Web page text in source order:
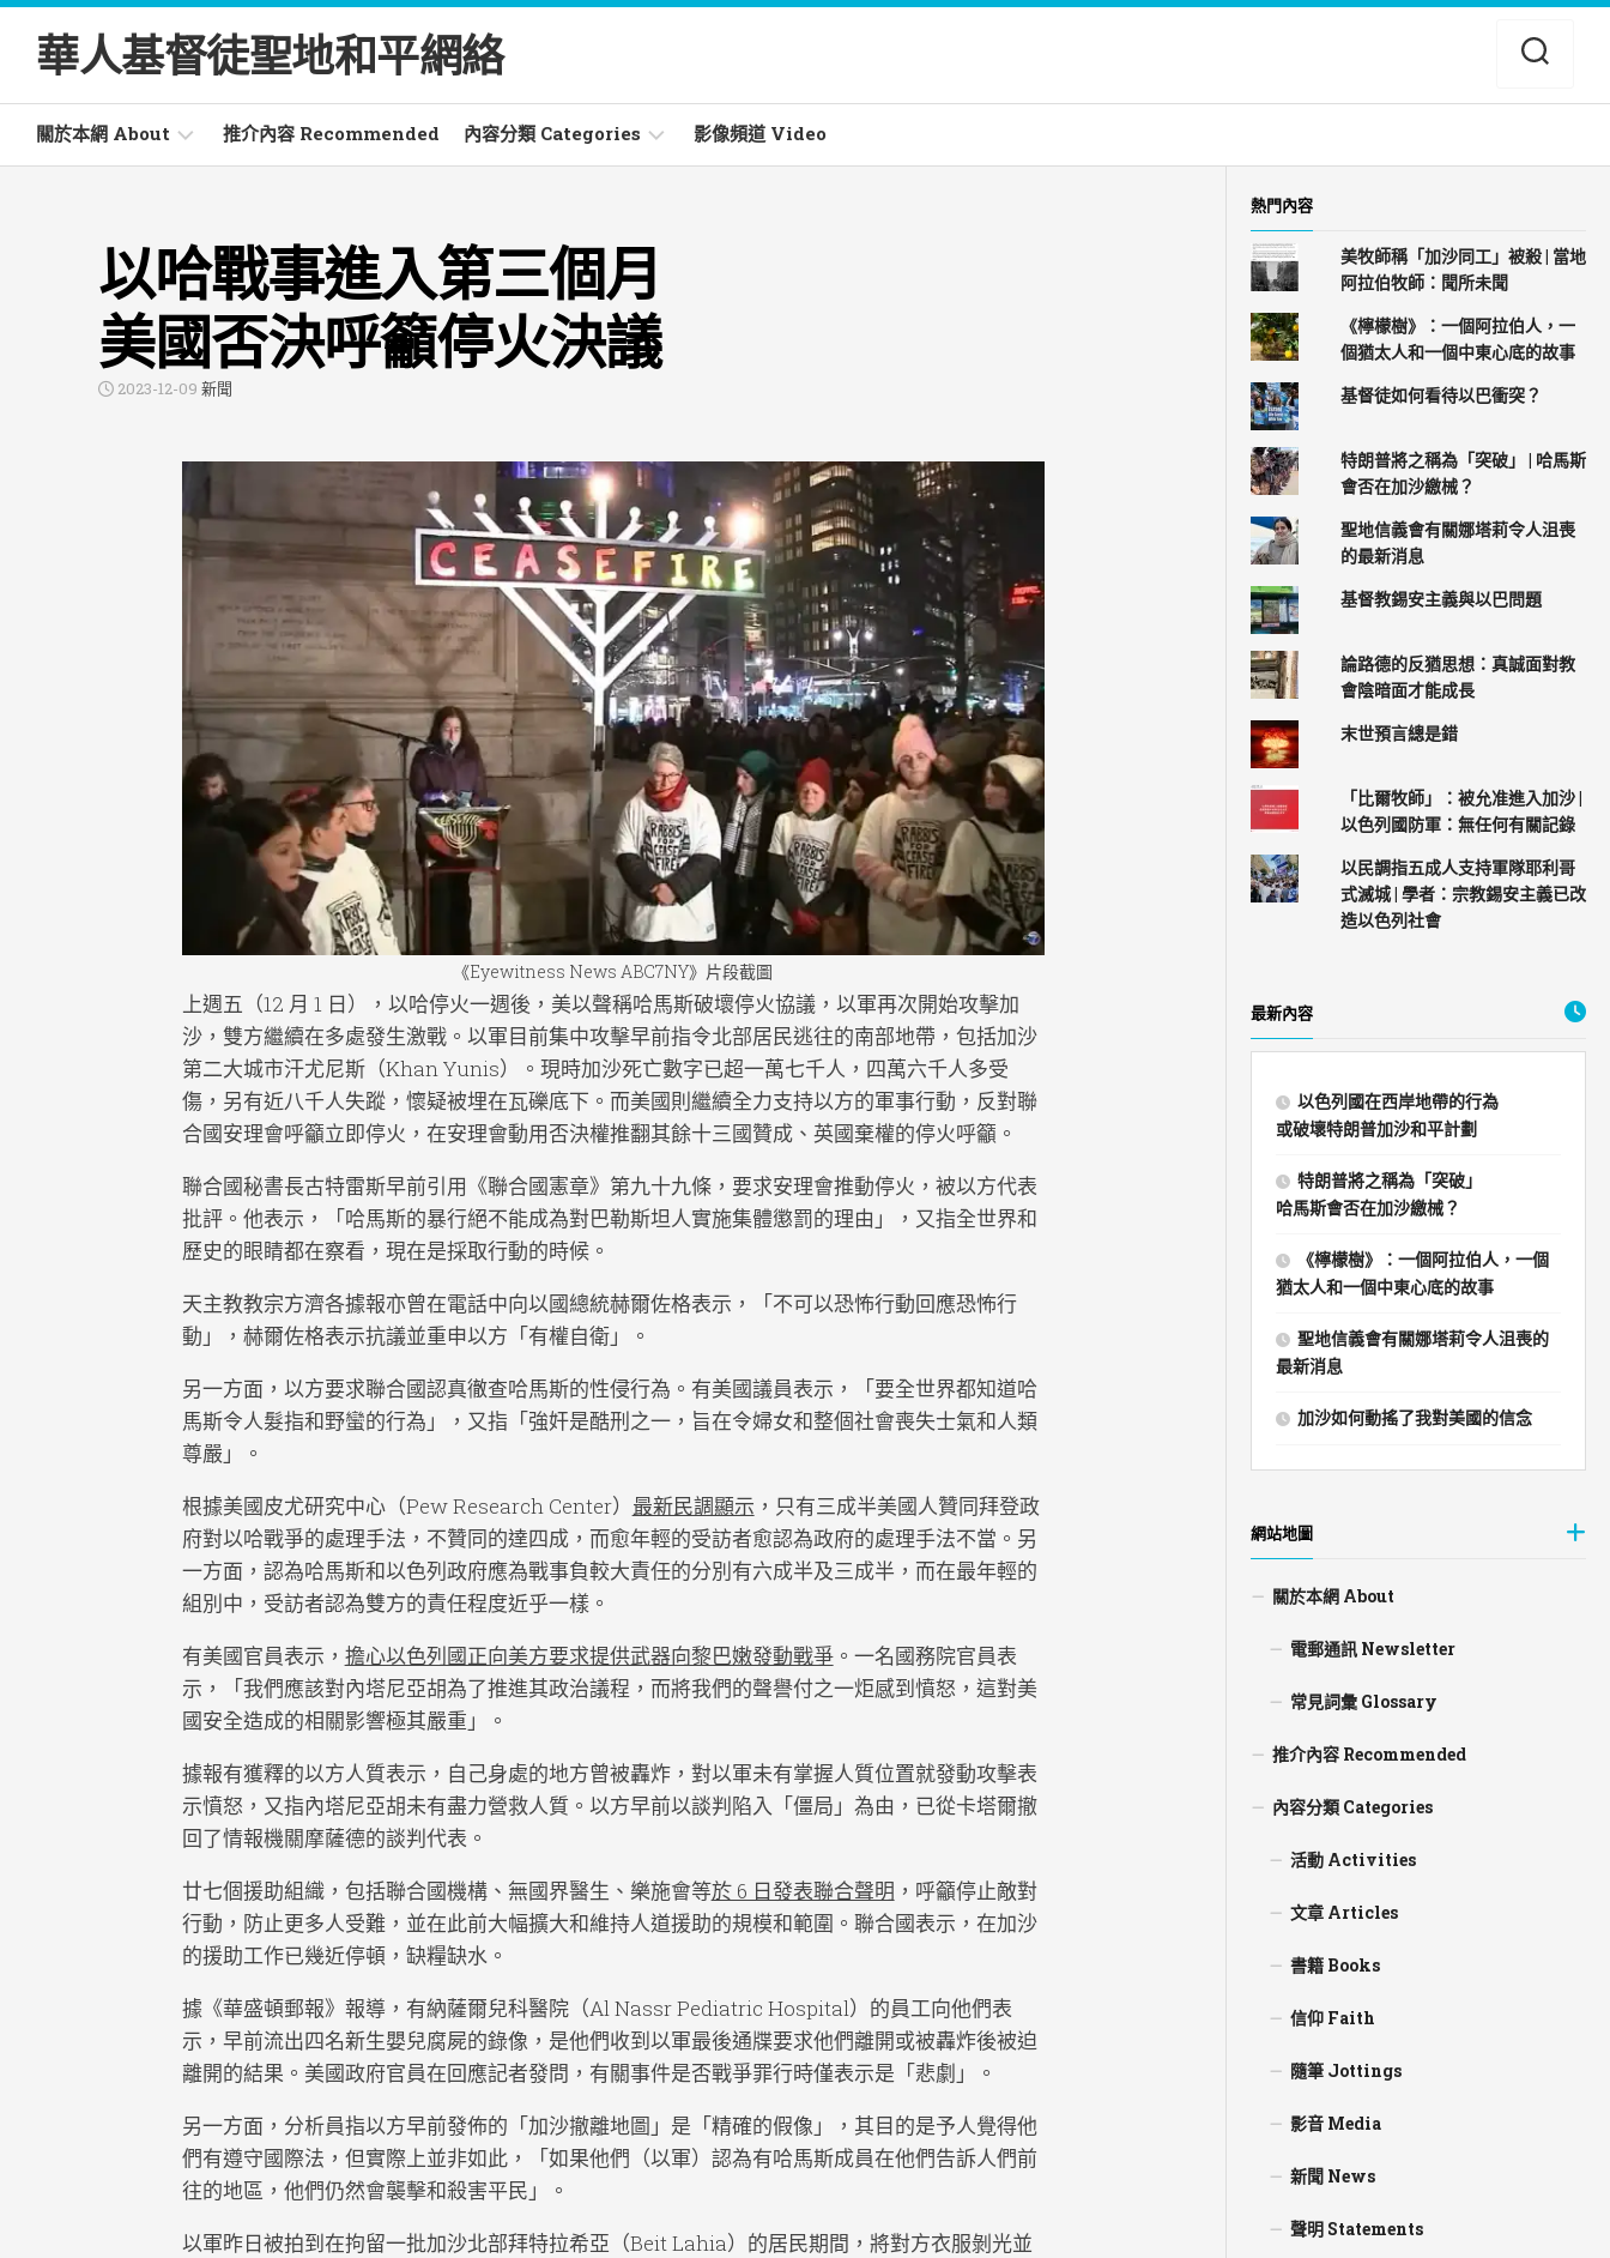
Skip
content華人基督徒聖地和平網絡
關於本網 About
Newsletter
推介內容 Recommended 內容分類 Categories
Activities
章
Articles
仰
Faith
隨
筆
Jottings
影
音
Media
聞
News
聲
Statements
影像頻道 Video
以哈戰事進入第三個月
美國否決呼籲停火決議
2023-12-09 新聞
《Eyewitness News ABC7NY》片段截圖
上週五（12 月 1 日），以哈停火一週後，美以聲稱哈馬斯破壞停火協議，以軍再次開始攻擊加
沙，雙方繼續在多處發生激戰。以軍目前集中攻擊早前指令北部居民逃往的南部地帶，包括加沙
第二大城市汗尤尼斯（Khan Yunis）。現時加沙死亡數字已超一萬七千人，四萬六千人多受
傷，另有近八千人失蹤，懷疑被埋在瓦礫底下。而美國則繼續全力支持以方的軍事行動，反對聯
合國安理會呼籲立即停火，在安理會動用否決權推翻其餘十三國贊成、英國棄權的停火呼籲。
聯合國秘書長古特雷斯早前引用《聯合國憲章》第九十九條，要求安理會推動停火，被以方代表
批評。他表示，「哈馬斯的暴行絕不能成為對巴勒斯坦人實施集體懲罰的理由」，又指全世界和
歷史的眼睛都在察看，現在是採取行動的時候。
天主教教宗方濟各據報亦曾在電話中向以國總統赫爾佐格表示，「不可以恐怖行動回應恐怖行
動」，赫爾佐格表示抗議並重申以方「有權自衛」。
另一方面，以方要求聯合國認真徹查哈馬斯的性侵行為。有美國議員表示，「要全世界都知道哈
馬斯令人髮指和野蠻的行為」，又指「強奸是酷刑之一，旨在令婦女和整個社會喪失士氣和人類
尊嚴」。
根據美國皮尤研究中心（Pew Research Center） 最新民調顯示 ，只有三成半美國人贊同拜登政
府對以哈戰爭的處理手法，不贊同的達四成，而愈年輕的受訪者愈認為政府的處理手法不當。另
一方面，認為哈馬斯和以色列政府應為戰事負較大責任的分別有六成半及三成半，而在最年輕的
組別中，受訪者認為雙方的責任程度近乎一樣。
有美國官員表示， 擔心以色列國正向美方要求提供武器向黎巴嫩發動戰爭。一名國務院官員表
示，「我們應該對內塔尼亞胡為了推進其政治議程，而將我們的聲譽付之一炬感到憤怒，這對美
國安全造成的相關影響極其嚴重」。
據報有獲釋的以方人質表示，自己身處的地方曾被轟炸，對以軍未有掌握人質位置就發動攻擊表
示憤怒，又指內塔尼亞胡未有盡力營救人質。以方早前以談判陷入「僵局」為由，已從卡塔爾撤
回了情報機關摩薩德的談判代表。
廿七個援助組織，包括聯合國機構、無國界醫生、樂施會等於 6 日發表聯合聲明 ，呼籲停止敵對
行動，防止更多人受難，並在此前大幅擴大和維持人道援助的規模和範圍。聯合國表示，在加沙
的援助工作已幾近停頓，缺糧缺水。
據《華盛頓郵報》報導，有納薩爾兒科醫院（Al Nassr Pediatric Hospital）的員工向他們表
示，早前流出四名新生嬰兒腐屍的錄像，是他們收到以軍最後通牒要求他們離開或被轟炸後被迫
離開的結果。美國政府官員在回應記者發問，有關事件是否戰爭罪行時僅表示是「悲劇」。
另一方面，分析員指以方早前發佈的「加沙撤離地圖」是「精確的假像」，其目的是予人覺得他
們有遵守國際法，但實際上並非如此，「如果他們（以軍）認為有哈馬斯成員在他們告訴人們前
往的地區，他們仍然會襲擊和殺害平民」。
以軍昨日被拍到在拘留一批加沙北部拜特拉希亞（Beit Lahia）的居民期間，將對方衣服剝光並
熱門內容
美牧師稱「加沙同工」被殺 | 當地
阿拉伯牧師：聞所未聞
《檸檬樹》：一個阿拉伯人，一
個猶太人和一個中東心底的故事
基督徒如何看待以巴衝突？
特朗普將之稱為「突破」 | 哈馬斯
會否在加沙繳械？
聖地信義會有關娜塔莉令人沮喪
的最新消息
基督教錫安主義與以巴問題
論路德的反猶思想：真誠面對教
會陰暗面才能成長
末世預言總是錯
「比爾牧師」：被允准進入加沙 |
以色列國防軍：無任何有關記錄
以民調指五成人支持軍隊耶利哥
式滅城 | 學者：宗教錫安主義已改
造以色列社會
最新內容
以色列國在西岸地帶的行為
或破壞特朗普加沙和平計劃
特朗普將之稱為「突破」
哈馬斯會否在加沙繳械？
《檸檬樹》：一個阿拉伯人，一個
猶太人和一個中東心底的故事
聖地信義會有關娜塔莉令人沮喪的
最新消息
加沙如何動搖了我對美國的信念
網站地圖
關於本網 About
電郵通訊 Newsletter
常見詞彙 Glossary
推介內容 Recommended
內容分類 Categories
活動 Activities
文章 Articles
書籍 Books
信仰 Faith
隨筆 Jottings
影音 Media
新聞 News
聲明 Statements